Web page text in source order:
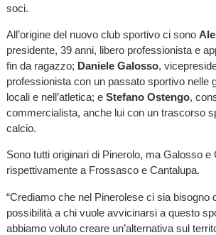
soci.
All’origine del nuovo club sportivo ci sono
presidente, 39 anni, libero professionista e
fin da ragazzo; Daniele Galosso,
professionista con un passato sportivo nelle
locali e nell’atletica; e Stefano Ostengo,
commercialista, anche lui con un trascorso
calcio.
Sono tutti originari di Pinerolo, ma Galosso
rispettivamente a Frossasco e Cantalupa.
“Crediamo che nel Pinerolese ci sia bisogno
possibilità a chi vuole avvicinarsi a questo
abbiamo voluto creare un’alternativa sul